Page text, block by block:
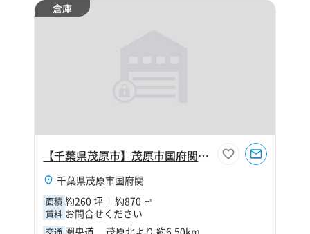
倉庫
【千葉県茂原市】茂原市国府関260坪倉庫
千葉県茂原市国府関
面積 約260 坪 約870 ㎡
賃料 お問合せください